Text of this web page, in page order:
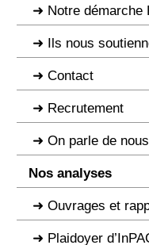
Notre démarche
Ils nous
Contact
Recrutement
On parle de nous
Nos analyses
Ouvrages et
Plaidoyer